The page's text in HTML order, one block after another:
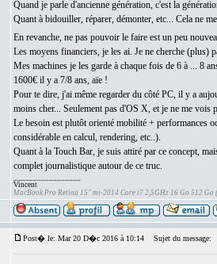
Quand je parle d'ancienne génération, c'est la
Quant à bidouiller, réparer, démonter, etc... Cela ne
En revanche, ne pas pouvoir le faire est un peu
Les moyens financiers, je les ai. Je ne cherche (plus)
Mes machines je les garde à chaque fois de 6 à ... 8
1600€ il y a 7/8 ans, aïe !
Pour te dire, j'ai même regarder du côté PC, il y a
moins cher... Seulement pas d'OS X, et je ne me vois
Le besoin est plutôt orienté mobilité + performances
considérable en calcul, rendering, etc..).
Quant à la Touch Bar, je suis attiré par ce concept,
complet journalistique autour de ce truc.
Vincent
MacBook Pro Retina 15" mi-2014 Core i7 2,5GHz 16 Go 512 Go
Post� le: Mar 20 D�c 2016 à 10:14 Sujet du message: